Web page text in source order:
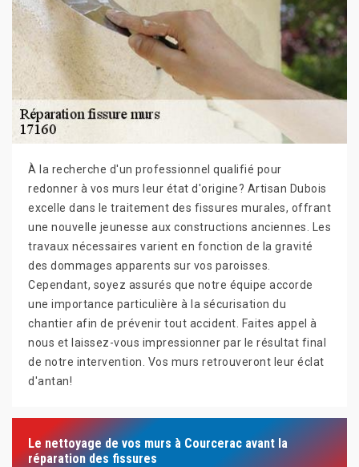
À la recherche d'un professionnel qualifié pour
redonner à vos murs leur état d'origine? Artisan Dubois
excelle dans le traitement des fissures murales, offrant
une nouvelle jeunesse aux constructions anciennes. Les
travaux nécessaires varient en fonction de la gravité
des dommages apparents sur vos paroisses.
Cependant, soyez assurés que notre équipe accorde
une importance particulière à la sécurisation du
chantier afin de prévenir tout accident. Faites appel à
nous et laissez-vous impressionner par le résultat final
de notre intervention. Vos murs retrouveront leur éclat
d'antan!
Le nettoyage de vos murs à Courcerac avant la
réparation des fissures